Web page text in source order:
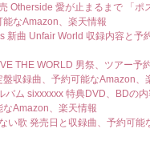
Otherside 愛が止まるまで 「ポ
なAmazon、楽天情報
新曲 Unfair World 収録内容と予
THE WORLD 男祭、ツアー予
盤収録曲、予約可能なAmazon、
バム sixxxxxx 特典DVD、BDの
Amazon、楽天情報
い歌 発売日と収録曲、予約可能